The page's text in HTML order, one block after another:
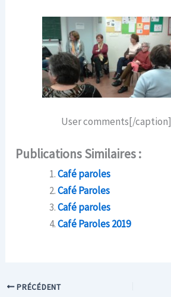
User comments[/caption]
Publications Similaires :
Café paroles
Café Paroles
Café paroles
Café Paroles 2019
PRÉCÉDENT